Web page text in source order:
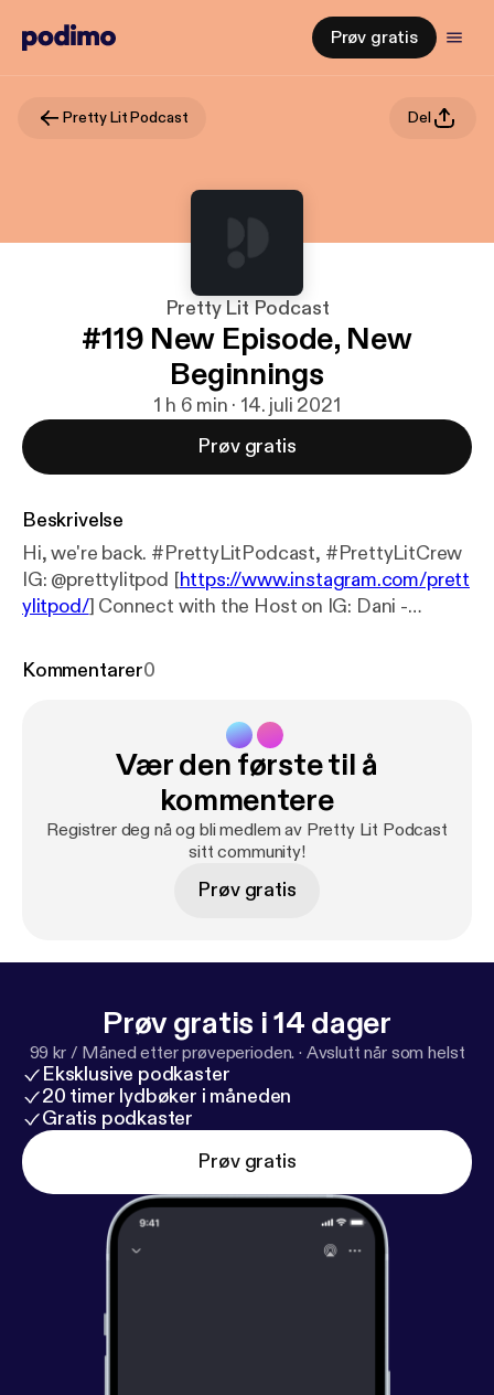
Prøv gratis
Pretty Lit Podcast Del
Pretty Lit Podcast
#119 New Episode, New
Beginnings
1 h 6 min · 14. juli 2021
Prøv gratis
Beskrivelse
Hi, we're back. #PrettyLitPodcast, #PrettyLitCrew
IG: @prettylitpod [https://www.instagram.com/prett
ylitpod/] Connect with the Host on IG: Dani -
cki95/
] Breezy - @_Frecklesssss [
] Support the show [
n.com/prettylitpodcast] ( https://www.patreon.com/
prettylitpodcast ) Support the show [
treon.com/prettylitpodcast] (https://www.patreon.c
om/prettylitpodcast)
Kommentarer0
Vær den første til å
kommentere
Registrer deg nå og bli medlem av Pretty Lit Podcast
sitt community!
Prøv gratis
Prøv gratis i 14 dager
99 kr / Måned etter prøveperioden. · Avslutt når som helst
Eksklusive podkaster
20 timer lydbøker i måneden
Gratis podkaster
Prøv gratis